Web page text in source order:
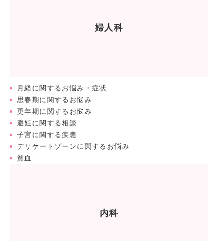
婦人科
月経に関するお悩み・症状
思春期に関するお悩み
更年期に関するお悩み
避妊に関する相談
子宮に関する疾患
デリケートゾーンに関するお悩み
貧血
内科